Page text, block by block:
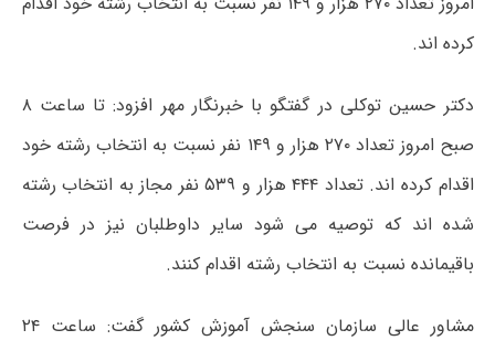
کرده اند.
دکتر حسین توکلی در گفتگو با خبرنگار مهر افزود: تا ساعت ۸
صبح امروز تعداد ۲۷۰ هزار و ۱۴۹ نفر نسبت به انتخاب رشته خود
اقدام کرده اند. تعداد ۴۴۴ هزار و ۵۳۹ نفر مجاز به انتخاب رشته
شده اند که توصیه می شود سایر داوطلبان نیز در فرصت
باقیمانده نسبت به انتخاب رشته اقدام کنند.
مشاور عالی سازمان سنجش آموزش کشور گفت: ساعت ۲۴